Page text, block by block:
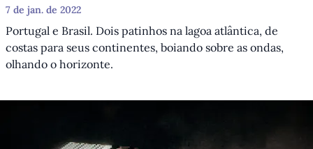
7 de jan. de 2022
Portugal e Brasil. Dois patinhos na lagoa atlântica, de
costas para seus continentes, boiando sobre as ondas,
olhando o horizonte.